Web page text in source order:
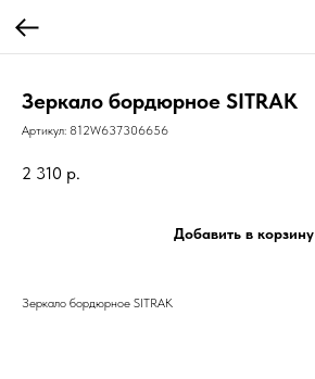
Зеркало бордюрное SITRAK
Артикул: 812W637306656
2 310 р.
Добавить в корзину
Зеркало бордюрное SITRAK